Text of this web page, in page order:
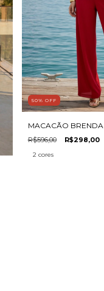
50% OFF
MACACÃO BRENDA
R$596,00 R$298,00
2 cores